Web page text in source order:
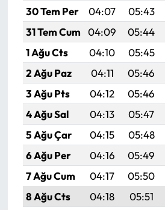
30 Tem Per
04:07 05:43
31 Tem Cum
04:09 05:44
1 Ağu Cts
04:10 05:45
2 Ağu Paz
04:11 05:46
3 Ağu Pts
04:12 05:46
4 Ağu Sal
04:13 05:47
5 Ağu Çar
04:15 05:48
6 Ağu Per
04:16 05:49
7 Ağu Cum
04:17 05:50
8 Ağu Cts
04:18 05:51